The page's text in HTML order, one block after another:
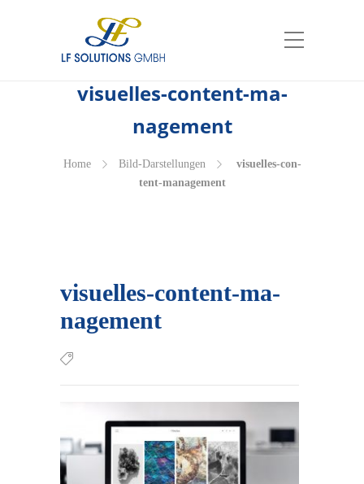
vi­su­el­les-con­tent-ma­
nage­ment
Home Bild-Dar­stel­lun­gen
vi­su­el­les-con­
tent-ma­nage­ment
vi­su­el­les-con­tent-ma­
nage­ment